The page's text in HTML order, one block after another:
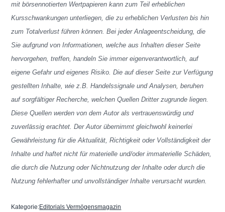
mit börsennotierten Wertpapieren kann zum Teil erheblichen
Kursschwankungen unterliegen, die zu erheblichen Verlusten bis hin
zum Totalverlust führen können. Bei jeder Anlageentscheidung, die
Sie aufgrund von Informationen, welche aus Inhalten dieser Seite
hervorgehen, treffen, handeln Sie immer eigenverantwortlich, auf
eigene Gefahr und eigenes Risiko. Die auf dieser Seite zur Verfügung
gestellten Inhalte, wie z.B. Handelssignale und Analysen, beruhen
auf sorgfältiger Recherche, welchen Quellen Dritter zugrunde liegen.
Diese Quellen werden von dem Autor als vertrauenswürdig und
zuverlässig erachtet. Der Autor übernimmt gleichwohl keinerlei
Gewährleistung für die Aktualität, Richtigkeit oder Vollständigkeit der
Inhalte und haftet nicht für materielle und/oder immaterielle Schäden,
die durch die Nutzung oder Nichtnutzung der Inhalte oder durch die
Nutzung fehlerhafter und unvollständiger Inhalte verursacht wurden.
Kategorie:Editorials Vermögensmagazin